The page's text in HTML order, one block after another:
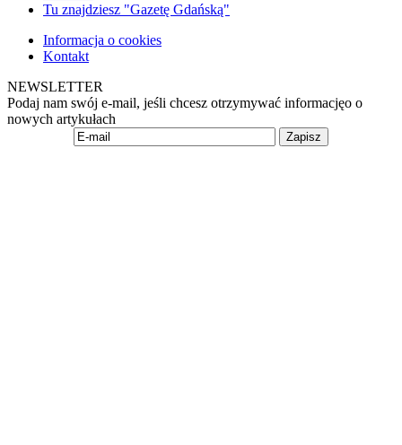
Tu znajdziesz "Gazetę Gdańską"
Informacja o cookies
Kontakt
NEWSLETTER
Podaj nam swój e-mail, jeśli chcesz otrzymywać informacjęo o
nowych artykułach
Zapisz